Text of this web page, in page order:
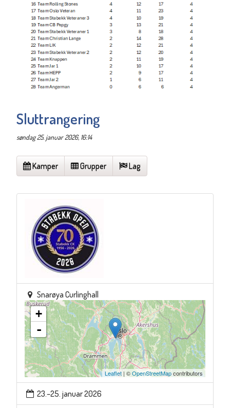
Sluttrangering
søndag 25. januar 2026, 16:14
Kamper Grupper Lag
Snarøya Curlinghall
+
-
Leaflet | ©OpenStreetMapcontributors
23.–25. januar 2026